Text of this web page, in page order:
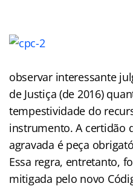
observar interessante
de Justiça (de 2016)
tempestividade do
instrumento. A certidão
agravada é peça
Essa regra, entretanto,
mitigada pelo novo